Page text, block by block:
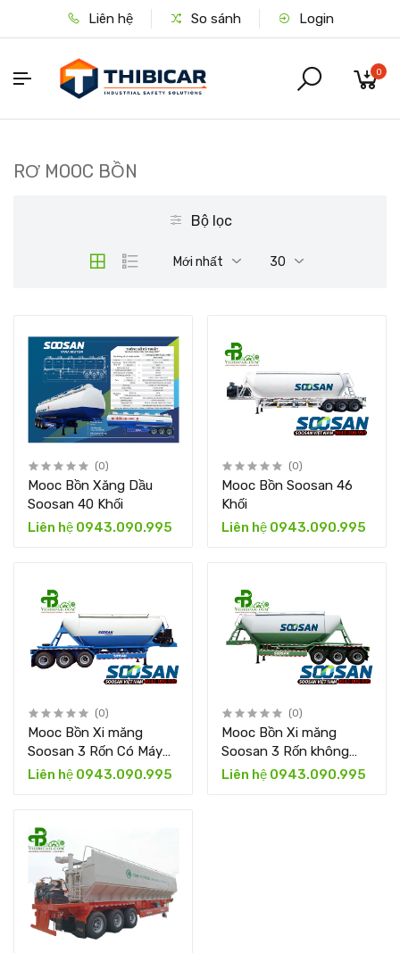
Liên hệ So sánh Login
0
RƠ MOOC BỒN
Bộ lọc
Mới nhất 30
(0)
Mooc Bồn Xăng Dầu
Soosan 40 Khối
Liên hệ 0943.090.995
(0)
Mooc Bồn Soosan 46
Khối
Liên hệ 0943.090.995
(0)
Mooc Bồn Xi măng
Soosan 3 Rốn Có Máy
Nén
Liên hệ 0943.090.995
(0)
Mooc Bồn Xi măng
Soosan 3 Rốn không
máy nén
Liên hệ 0943.090.995